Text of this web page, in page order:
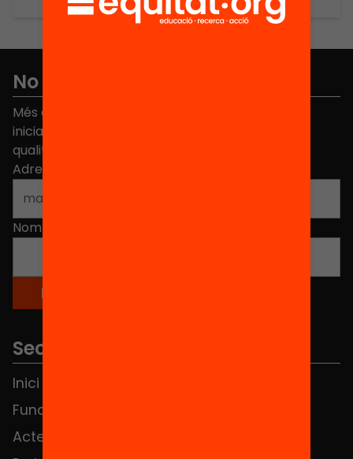
No et perdis res
Més de 40.000 persones ja han triat Equitat. Rep
iniciatives, propostes i projectes per millorar la
qualitat de l'educació a Catalunya.
Adreça electrònica
Nom
Seccions
Inici
Fundació
Actes